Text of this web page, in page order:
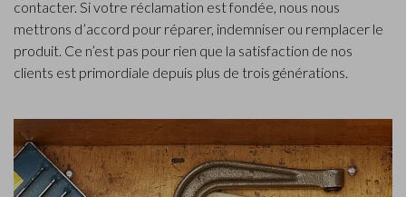
contacter. Si votre réclamation est fondée, nous nous
mettrons d’accord pour réparer, indemniser ou remplacer le
produit. Ce n’est pas pour rien que la satisfaction de nos
clients est primordiale depuis plus de trois générations.